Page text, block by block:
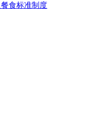
食标准制度